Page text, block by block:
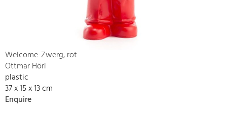
Welcome-Zwerg, rot
Ottmar Hörl
plastic
37 x 15 x 13 cm
Enquire